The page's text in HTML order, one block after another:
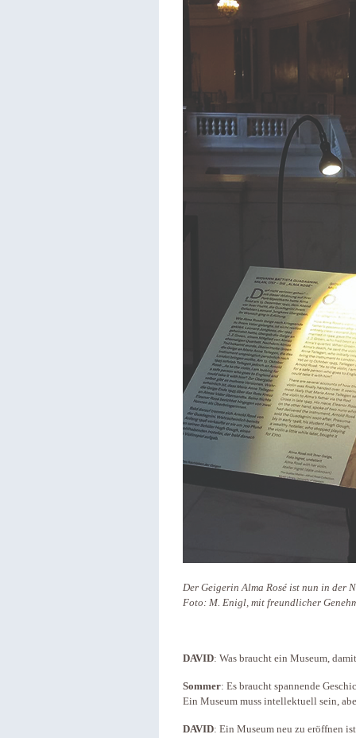
Der Geigerin Alma Rosé ist nun in der
Foto: M. Enigl, mit freundlicher
DAVID: Was braucht ein Museum,
Sommer: Es braucht spannende
Ein Museum muss intellektuell sein,
DAVID: Ein Museum neu zu eröffnen